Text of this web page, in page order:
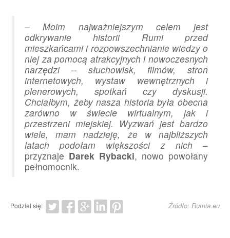
–Moim najważniejszym celem jest
odkrywanie historii Rumi przed
mieszkańcami i rozpowszechnianie wiedzy o
niej za pomocą atrakcyjnych i nowoczesnych
narzędzi – słuchowisk, filmów, stron
internetowych, wystaw wewnętrznych i
plenerowych, spotkań czy dyskusji.
Chciałbym, żeby nasza historia była obecna
zarówno w świecie wirtualnym, jak i
przestrzeni miejskiej. Wyzwań jest bardzo
wiele, mam nadzieję, że w najbliższych
latach podołam większości z nich –
przyznaje Darek Rybacki, nowo powołany
pełnomocnik.
Podziel się: Źródło: Rumia.eu